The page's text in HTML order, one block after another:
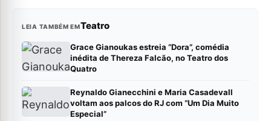
LEIA TAMBÉM EMTeatro
Grace Gianoukas estreia “Dora”, comédia
inédita de Thereza Falcão, no Teatro dos
Quatro
Reynaldo Gianecchini e Maria Casadevall
voltam aos palcos do RJ com “Um Dia Muito
Especial”